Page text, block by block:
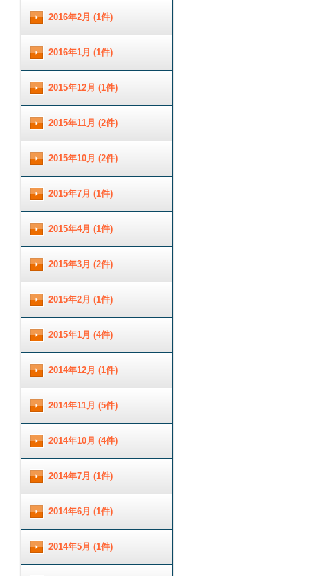
2016年2月 (1件)
2016年1月 (1件)
2015年12月 (1件)
2015年11月 (2件)
2015年10月 (2件)
2015年7月 (1件)
2015年4月 (1件)
2015年3月 (2件)
2015年2月 (1件)
2015年1月 (4件)
2014年12月 (1件)
2014年11月 (5件)
2014年10月 (4件)
2014年7月 (1件)
2014年6月 (1件)
2014年5月 (1件)